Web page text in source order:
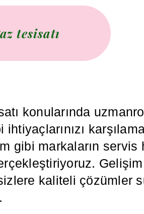
tesisatı
konularında
gibi markaların servis
kaliteli çözümler